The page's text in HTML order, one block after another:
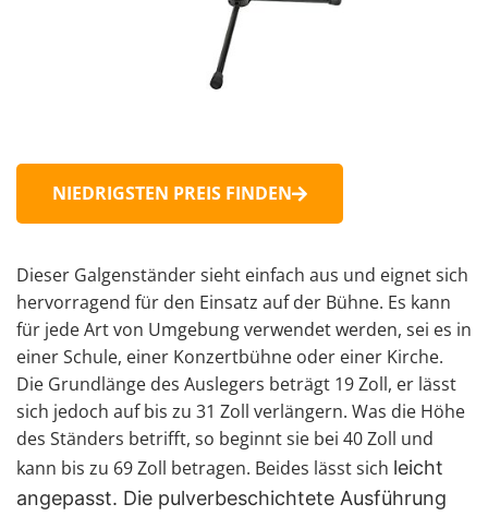
NIEDRIGSTEN PREIS FINDEN
Dieser Galgenständer sieht einfach aus und eignet sich
hervorragend für den Einsatz auf der Bühne. Es kann
für jede Art von Umgebung verwendet werden, sei es in
einer Schule, einer Konzertbühne oder einer Kirche.
Die Grundlänge des Auslegers beträgt 19 Zoll, er lässt
sich jedoch auf bis zu 31 Zoll verlängern. Was die Höhe
des Ständers betrifft, so beginnt sie bei 40 Zoll und
kann bis zu 69 Zoll betragen. Beides lässt sich leicht
angepasst. Die pulverbeschichtete Ausführung